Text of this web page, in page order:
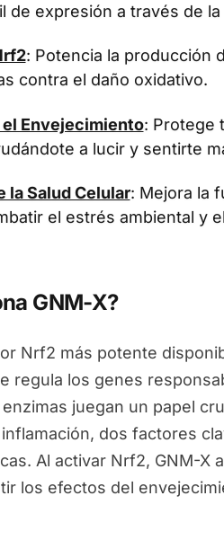
de expresión a través de
: Potencia la producción
contra el daño oxidativo.
Envejecimiento: Protege
a lucir y sentirte
la Salud Celular: Mejora la
el estrés ambiental y
GNM-X?
Nrf2 más potente
regula los genes
juegan un papel
dos factores
Al activar Nrf2, GNM-X
los efectos del